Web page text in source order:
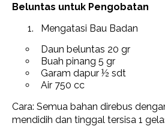
Beluntas untuk Pengobatan
Mengatasi Bau Badan
Daun beluntas 20 gr
Buah pinang 5 gr
Garam dapur ½ sdt
Air 750 cc
Cara: Semua bahan direbus
mendidih dan tinggal tersisa 1